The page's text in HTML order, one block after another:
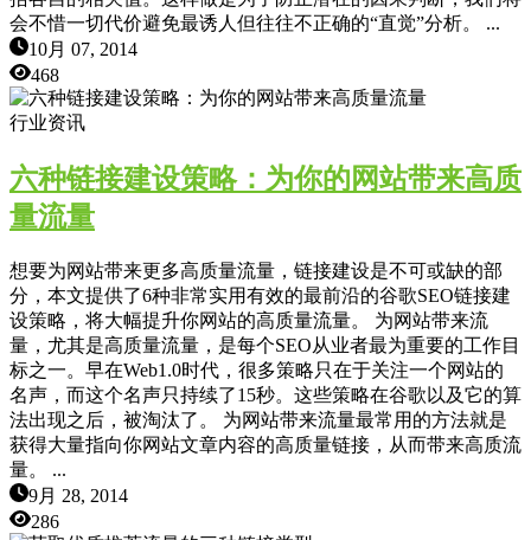
会不惜一切代价避免最诱人但往往不正确的“直觉”分析。 ...
10月 07, 2014
468
行业资讯
六种链接建设策略：为你的网站带来高质
量流量
想要为网站带来更多高质量流量，链接建设是不可或缺的部
分，本文提供了6种非常实用有效的最前沿的谷歌SEO链接建
设策略，将大幅提升你网站的高质量流量。 为网站带来流
量，尤其是高质量流量，是每个SEO从业者最为重要的工作目
标之一。早在Web1.0时代，很多策略只在于关注一个网站的
名声，而这个名声只持续了15秒。这些策略在谷歌以及它的算
法出现之后，被淘汰了。 为网站带来流量最常用的方法就是
获得大量指向你网站文章内容的高质量链接，从而带来高质流
量。 ...
9月 28, 2014
286